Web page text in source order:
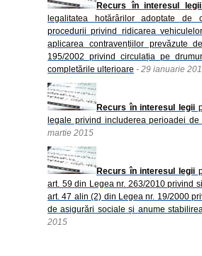
Recurs în interesul legii
legalitatea hotărârilor adoptate de
procedurii privind ridicarea
aplicarea contravențiilor prevăzute
195/2002 privind circulația pe
completările ulterioare - 29 ianuarie
Recurs în interesul legii
legale privind includerea perioadei
martie 2015
Recurs în interesul legii
art. 59 din Legea nr. 263/2010 privind
art. 47 alin (2) din Legea nr. 19/2000
de asigurări sociale și anume
2015